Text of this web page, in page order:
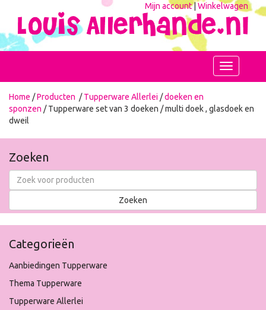
Mijn account|Winkelwagen
Toggle
navigation
Home /Producten /Tupperware Allerlei /doeken en
sponzen / Tupperware set van 3 doeken / multi doek , glasdoek en
dweil
Zoeken
Categorieën
Aanbiedingen Tupperware
Thema Tupperware
Tupperware Allerlei